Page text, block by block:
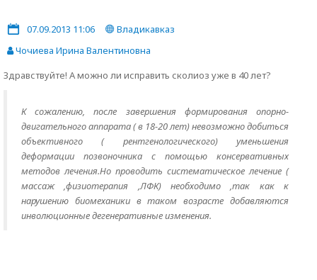
07.09.2013 11:06
Владикавказ
Чочиева Ирина Валентиновна
Здравствуйте! А можно ли исправить сколиоз уже в 40 лет?
К сожалению, после завершения формирования опорно-
двигательного аппарата ( в 18-20 лет) невозможно добиться
объективного ( рентгенологического) уменьшения
деформации позвоночника с помощью консервативных
методов лечения.Но проводить систематическое лечение (
массаж ,физиотерапия ,ЛФК) необходимо ,так как к
нарушению биомеханики в таком возрасте добавляются
инволюционные дегенеративные изменения.